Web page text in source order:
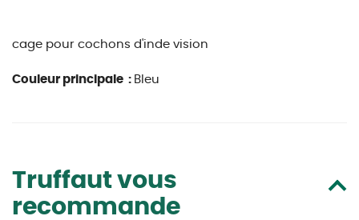
cage pour cochons d'inde vision
Couleur principale : Bleu
Truffaut vous
recommande